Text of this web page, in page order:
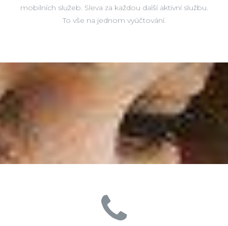
mobilních služeb. Sleva za každou další aktivní službu.
To vše na jednom vyúčtování.